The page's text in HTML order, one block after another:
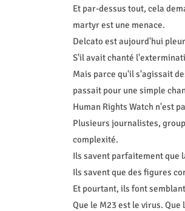
Et par-dessus tout, cela
martyr est une menace.
Delcato est aujourd'hui
S'il avait chanté
Mais parce qu'il s'agissait
passait pour une simple
Human Rights Watch n'est
Plusieurs journalistes,
complexité.
Ils savent parfaitement que
Ils savent que des figures
Et pourtant, ils font
Que le M23 est le virus.